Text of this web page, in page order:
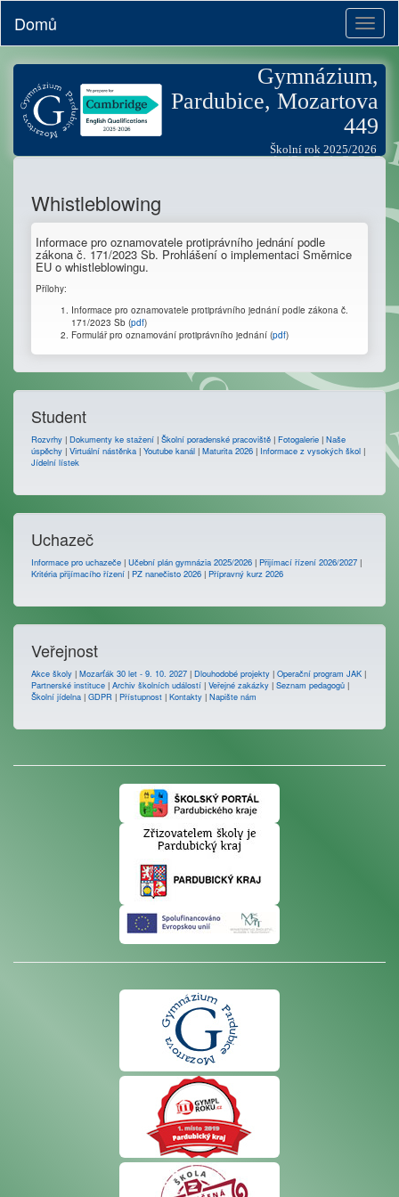
Domů
Gymnázium,
Pardubice, Mozartova
449
Školní rok 2025/2026
Whistleblowing
Informace pro oznamovatele protiprávního jednání podle
zákona č. 171/2023 Sb. Prohlášení o implementaci Směrnice
EU o whistleblowingu.
Přílohy:
Informace pro oznamovatele protiprávního jednání podle zákona č.
171/2023 Sb (pdf)
Formulář pro oznamování protiprávního jednání (pdf)
Student
Rozvrhy | Dokumenty ke stažení | Školní poradenské pracoviště | Fotogalerie | Naše
úspěchy | Virtuální nástěnka | Youtube kanál | Maturita 2026 | Informace z vysokých škol |
Jídelní lístek
Uchazeč
Informace pro uchazeče | Učební plán gymnázia 2025/2026 | Přijímací řízení 2026/2027 |
Kritéria přijímacího řízení | PZ nanečisto 2026 | Přípravný kurz 2026
Veřejnost
Akce školy | Mozarťák 30 let - 9. 10. 2027 | Dlouhodobé projekty | Operační program JAK |
Partnerské instituce | Archiv školních událostí | Veřejné zakázky | Seznam pedagogů |
Školní jídelna | GDPR | Přístupnost | Kontakty | Napište nám